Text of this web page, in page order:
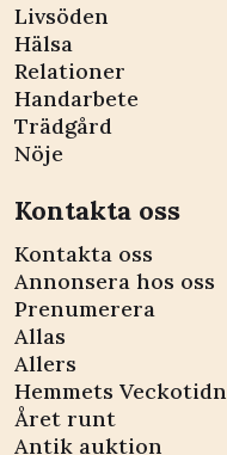
Livsöden
Hälsa
Relationer
Handarbete
Trädgård
Nöje
Kontakta oss
Kontakta oss
Annonsera hos oss
Prenumerera
Allas
Allers
Hemmets
Året runt
Antik auktion